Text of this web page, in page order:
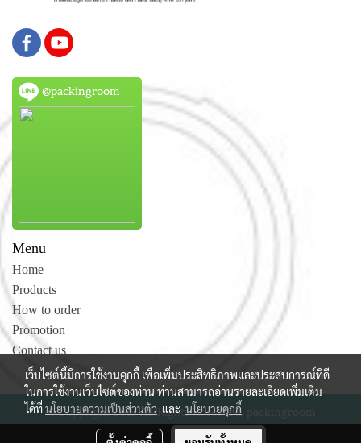
@packingroom
Menu
Home
Products
How to order
Promotion
Contact us
© Copyright 2015 All Rights Reserved. packingroom
ผู้เข้าชมวันนี้ 107
เว็บไซต์นี้มีการใช้งานคุกกี้ เพื่อเพิ่มประสิทธิภาพและประสบการณ์ที่ดี
ในการใช้งานเว็บไซต์ของท่าน ท่านสามารถอ่านรายละเอียดเพิ่มเติม
ได้ที่นโยบายความเป็นส่วนตัวและนโยบายคุกกี้